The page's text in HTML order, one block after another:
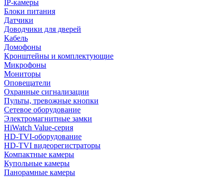
IP-камеры
Блоки питания
Датчики
Доводчики для дверей
Кабель
Домофоны
Кронштейны и комплектующие
Микрофоны
Мониторы
Оповещатели
Охранные сигнализации
Пульты, тревожные кнопки
Сетевое оборудование
Электромагнитные замки
HiWatch Value-серия
HD-TVI-оборудование
HD-TVI видеорегистраторы
Компактные камеры
Купольные камеры
Панорамные камеры